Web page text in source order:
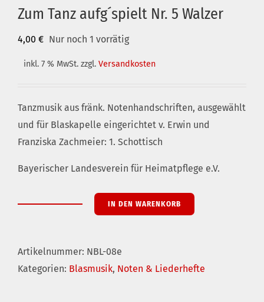
Zum Tanz aufg´spielt Nr. 5 Walzer
4,00 € Nur noch 1 vorrätig
inkl. 7 % MwSt. zzgl. Versandkosten
Tanzmusik aus fränk. Notenhandschriften, ausgewählt
und für Blaskapelle eingerichtet v. Erwin und
Franziska Zachmeier: 1. Schottisch
Bayerischer Landesverein für Heimatpflege e.V.
´spielt
IN DEN WARENKORB
Artikelnummer: NBL-08e
Kategorien: Blasmusik, Noten & Liederhefte